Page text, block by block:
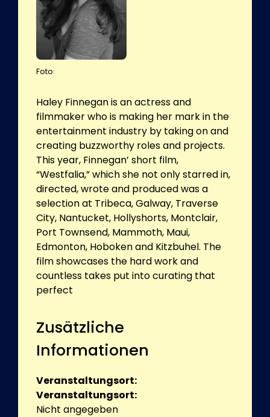
Foto:
Haley Finnegan is an actress and
filmmaker who is making her mark in the
entertainment industry by taking on and
creating buzzworthy roles and projects.
This year, Finnegan’ short film,
“Westfalia,” which she not only starred in,
directed, wrote and produced was a
selection at Tribeca, Galway, Traverse
City, Nantucket, Hollyshorts, Montclair,
Port Townsend, Mammoth, Maui,
Edmonton, Hoboken and Kitzbuhel. The
film showcases the hard work and
countless takes put into curating that
perfect
Zusätzliche
Informationen
Veranstaltungsort:
Veranstaltungsort:
Nicht angegeben